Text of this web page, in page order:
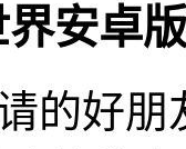
界安卓
的好